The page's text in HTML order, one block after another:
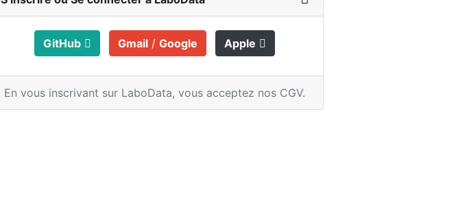
GitHub Gmail /Google Apple
En vous inscrivant sur LaboData,vous acceptez nos CGV.